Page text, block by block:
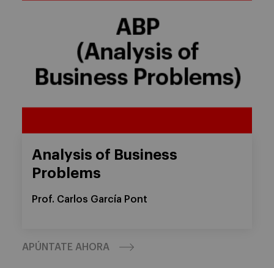
Analysis of Business
Problems
Prof. Carlos García Pont
APÚNTATE AHORA